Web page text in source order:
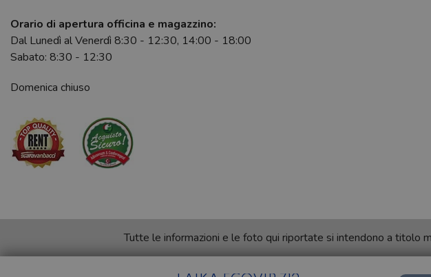
Orario di apertura officina e magazzino:
Dal Lunedì al Venerdì 8:30 - 12:30, 14:00 - 18:00
Sabato: 8:30 - 12:30
Domenica chiuso
Tutte le informazioni e le foto qui riportate si intendono a titolo